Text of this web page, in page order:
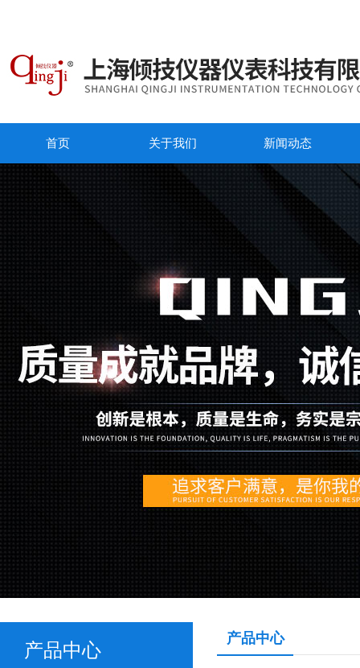
首页 关于我们 新闻动态
产品中心
产品中心